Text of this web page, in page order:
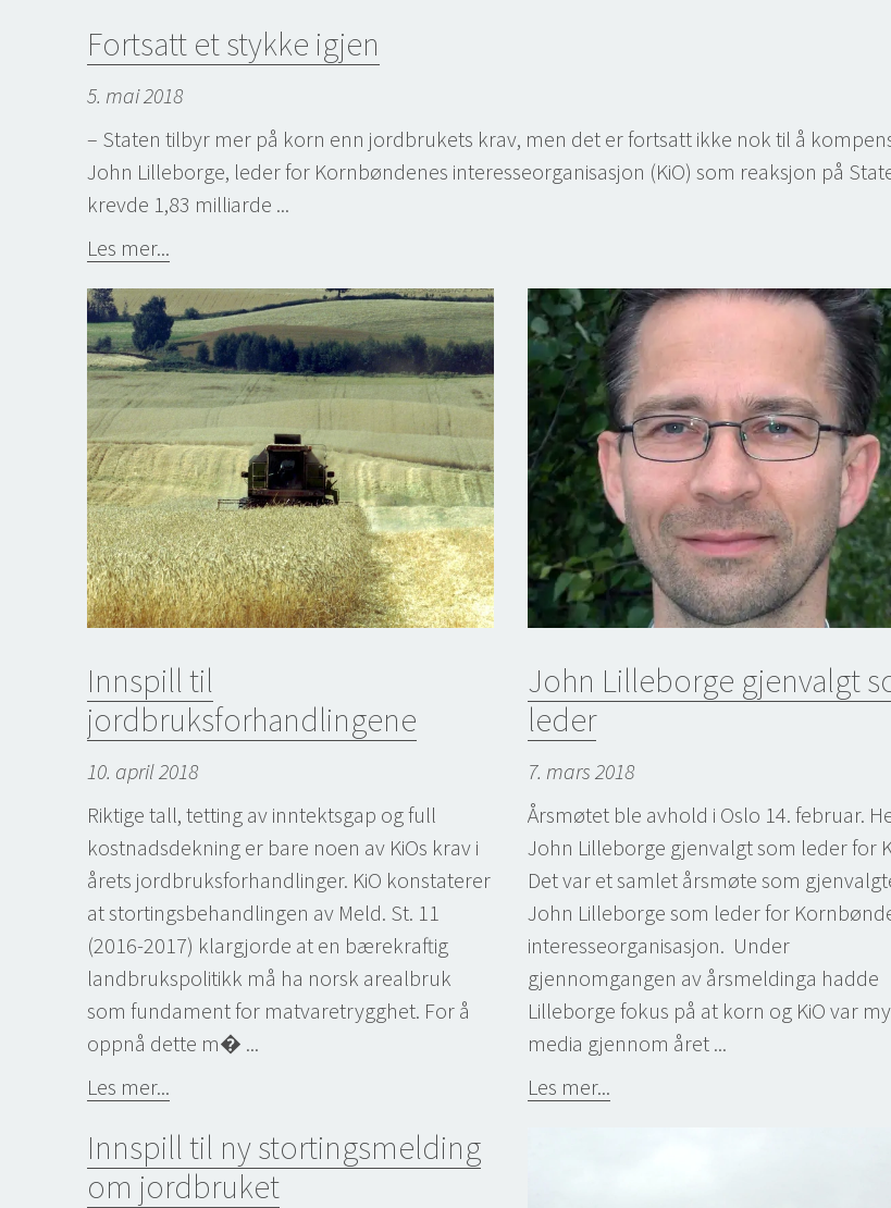
Fortsatt et stykke igjen
5. mai 2018
– Staten tilbyr mer på korn enn jordbrukets krav, men det er fortsatt ikke nok til å
John Lilleborge, leder for Kornbøndenes interesseorganisasjon (KiO) som reaksjon på
krevde 1,83 milliarde ...
Les mer...
Innspill til
jordbruksforhandlingene
10. april 2018
Riktige tall, tetting av inntektsgap og full
kostnadsdekning er bare noen av KiOs krav i
årets jordbruksforhandlinger. KiO konstaterer
at stortingsbehandlingen av Meld. St. 11
(2016-2017) klargjorde at en bærekraftig
landbrukspolitikk må ha norsk arealbruk
som fundament for matvaretrygghet. For å
oppnå dette m� ...
Les mer...
John Lilleborge gjenvalgt
leder
7. mars 2018
Årsmøtet ble avhold i Oslo 14. februar.
John Lilleborge gjenvalgt som leder for
Det var et samlet årsmøte som
John Lilleborge som leder for
interesseorganisasjon. Under
gjennomgangen av årsmeldinga hadde
Lilleborge fokus på at korn og KiO var
media gjennom året ...
Les mer...
Innspill til ny stortingsmelding
om jordbruket